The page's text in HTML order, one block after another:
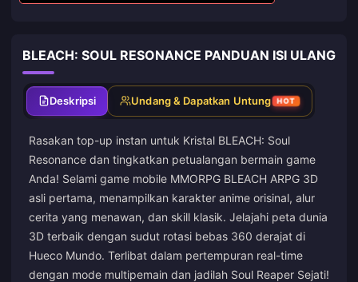
BLEACH: SOUL RESONANCE PANDUAN ISI ULANG
Deskripsi Undang & Dapatkan Untung HOT
Rasakan top-up instan untuk Kristal BLEACH: Soul
Resonance dan tingkatkan petualangan bermain game
Anda! Selami game mobile MMORPG BLEACH ARPG 3D
asli pertama, menampilkan karakter anime orisinal, alur
cerita yang menawan, dan skill klasik. Jelajahi peta dunia
3D terbaik dengan sudut rotasi bebas 360 derajat di
Hueco Mundo. Terlibat dalam pertempuran real-time
dengan mode multipemain dan jadilah Soul Reaper Sejati!